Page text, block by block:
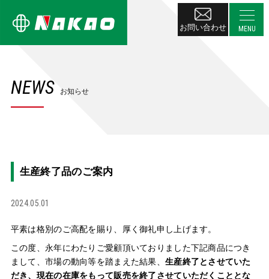
お問い合わせ
NEWS お知らせ
生産終了品のご案内
2024.05.01
平素は格別のご高配を賜り、厚く御礼申し上げます。
この度、永年にわたりご愛顧頂いておりました下記商品につき
まして、市場の動向等を踏まえた結果、 生産終了とさせていた
だき、現在の在庫をもって販売を終了させていただくこととな